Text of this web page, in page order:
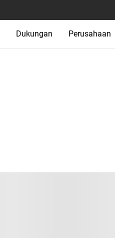
Dukungan Perusahaan